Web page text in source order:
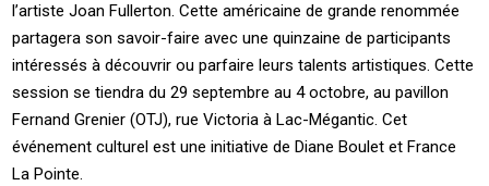
l’artiste Joan Fullerton. Cette américaine de grande renommée
partagera son savoir-faire avec une quinzaine de participants
intéressés à découvrir ou parfaire leurs talents artistiques. Cette
session se tiendra du 29 septembre au 4 octobre, au pavillon
Fernand Grenier (OTJ), rue Victoria à Lac-Mégantic. Cet
événement culturel est une initiative de Diane Boulet et France
La Pointe.